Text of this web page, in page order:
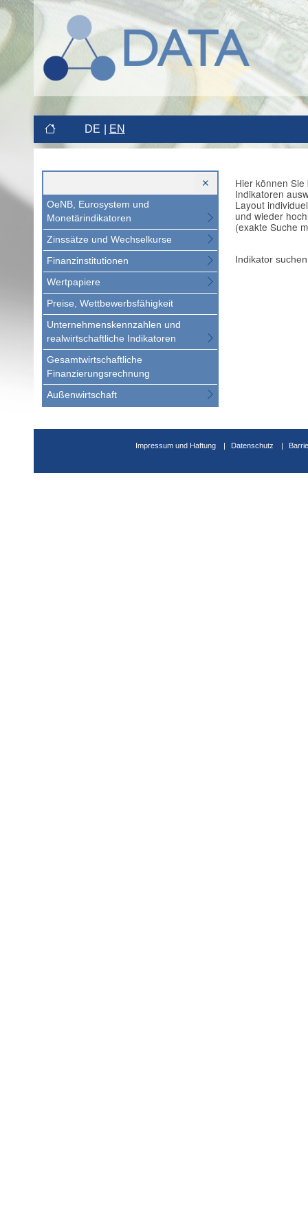
DE EN
OeNB, Eurosystem und
Monetärindikatoren
Zinssätze und Wechselkurse
Finanzinstitutionen
Wertpapiere
Preise, Wettbewerbsfähigkeit
Unternehmenskennzahlen und
realwirtschaftliche Indikatoren
Gesamtwirtschaftliche
Finanzierungsrechnung
Außenwirtschaft
Hier können
Indikatoren
Layout
und wieder
(exakte Suche
Indikator suchen
Impressum und Haftung Datenschutz